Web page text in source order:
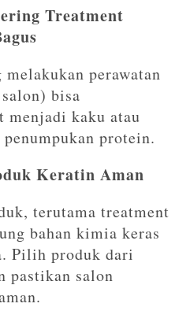
Treatment
perawatan
bisa
menjadi kaku atau
protein.
Keratin Aman
terutama treatment
bahan kimia keras
Pilih produk dari
pastikan salon